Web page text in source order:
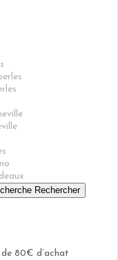
Rechercher
80€ d’achat